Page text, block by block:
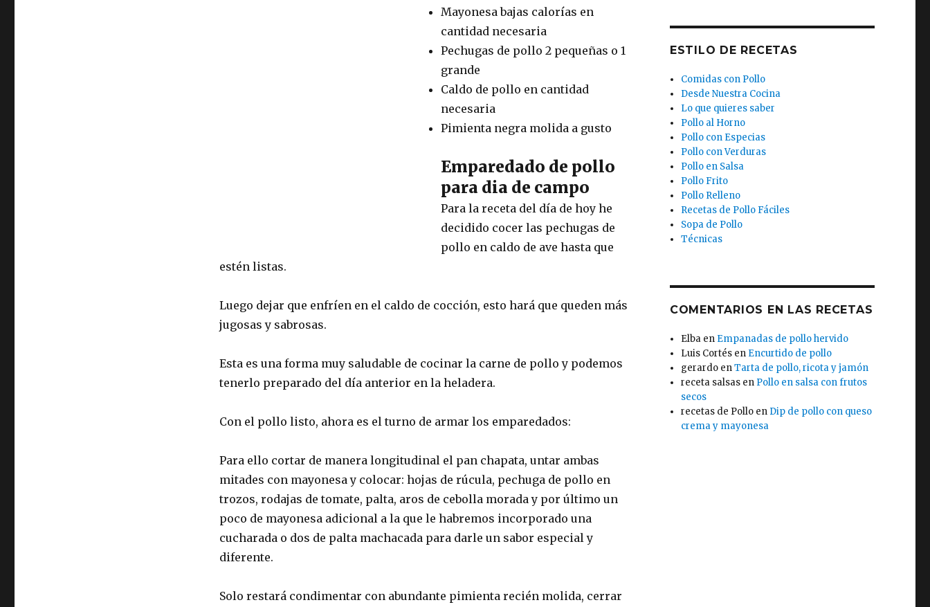
Mayonesa bajas calorías en
cantidad necesaria
Pechugas de pollo 2 pequeñas o 1
grande
Caldo de pollo en cantidad
necesaria
Pimienta negra molida a gusto
Emparedado de pollo
para dia de campo
Para la receta del día de hoy he
decidido cocer las pechugas de
pollo en caldo de ave hasta que
estén listas.
Luego dejar que enfríen en el caldo de cocción, esto hará que queden más
jugosas y sabrosas.
Esta es una forma muy saludable de cocinar la carne de pollo y podemos
tenerlo preparado del día anterior en la heladera.
Con el pollo listo, ahora es el turno de armar los emparedados:
Para ello cortar de manera longitudinal el pan chapata, untar ambas
mitades con mayonesa y colocar: hojas de rúcula, pechuga de pollo en
trozos, rodajas de tomate, palta, aros de cebolla morada y por último un
poco de mayonesa adicional a la que le habremos incorporado una
cucharada o dos de palta machacada para darle un sabor especial y
diferente.
Solo restará condimentar con abundante pimienta recién molida, cerrar
ESTILO DE RECETAS
Comidas con Pollo
Desde Nuestra Cocina
Lo que quieres saber
Pollo al Horno
Pollo con Especias
Pollo con Verduras
Pollo en Salsa
Pollo Frito
Pollo Relleno
Recetas de Pollo Fáciles
Sopa de Pollo
Técnicas
COMENTARIOS EN LAS RECETAS
Elba en Empanadas de pollo hervido
Luis Cortés en Encurtido de pollo
gerardo enTarta de pollo, ricota y jamón
receta salsas en Pollo en salsa con frutos
secos
recetas de Pollo en Dip de pollo con queso
crema y mayonesa